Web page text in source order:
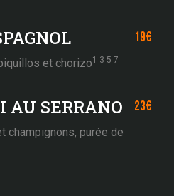
19€
et chorizo1 3 5 7
AU SERRANO 23€
champignons, purée de